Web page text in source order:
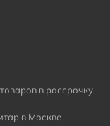
в рассрочку
в Москве